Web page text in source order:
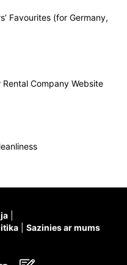
Favourites (for Germany,
Company Website
Sazinies ar mums